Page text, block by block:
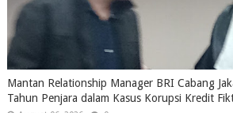
Mantan Relationship Manager BRI Cabang
Tahun Penjara dalam Kasus Korupsi Kredit